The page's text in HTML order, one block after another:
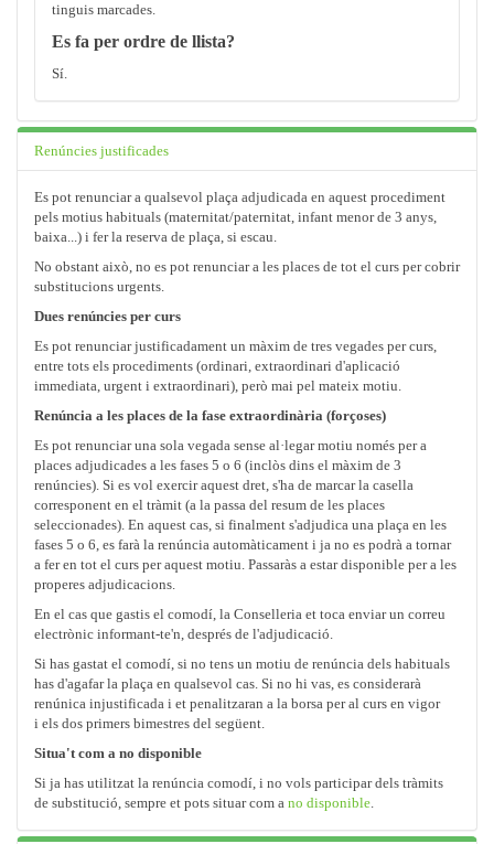
tinguis marcades.
Es fa per ordre de llista?
Sí.
Renúncies justificades
Es pot renunciar a qualsevol plaça adjudicada en aquest procediment
pels motius habituals (maternitat/paternitat, infant menor de 3 anys,
baixa...) i fer la reserva de plaça, si escau.
No obstant això, no es pot renunciar a les places de tot el curs per cobrir
substitucions urgents.
Dues renúncies per curs
Es pot renunciar justificadament un màxim de tres vegades per curs,
entre tots els procediments (ordinari, extraordinari d'aplicació
immediata, urgent i extraordinari), però mai pel mateix motiu.
Renúncia a les places de la fase extraordinària (forçoses)
Es pot renunciar una sola vegada sense al·legar motiu només per a
places adjudicades a les fases 5 o 6 (inclòs dins el màxim de 3
renúncies). Si es vol exercir aquest dret, s'ha de marcar la casella
corresponent en el tràmit (a la passa del resum de les places
seleccionades). En aquest cas, si finalment s'adjudica una plaça en les
fases 5 o 6, es farà la renúncia automàticament i ja no es podrà a tornar
a fer en tot el curs per aquest motiu. Passaràs a estar disponible per a les
properes adjudicacions.
En el cas que gastis el comodí, la Conselleria et toca enviar un correu
electrònic informant-te'n, després de l'adjudicació.
Si has gastat el comodí, si no tens un motiu de renúncia dels habituals
has d'agafar la plaça en qualsevol cas. Si no hi vas, es considerarà
renúnica injustificada i et penalitzaran a la borsa per al curs en vigor
i els dos primers bimestres del següent.
Situa't com a no disponible
Si ja has utilitzat la renúncia comodí, i no vols participar dels tràmits
de substitució, sempre et pots situar com a no disponible.